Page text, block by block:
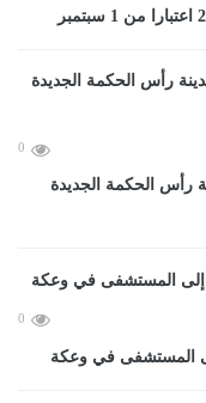
0
الحكمة الجديدة
0